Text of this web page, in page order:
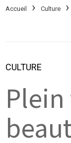
Accueil Culture
CULTURE